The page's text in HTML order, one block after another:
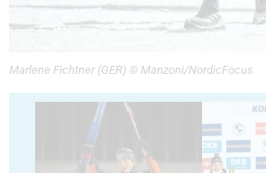
Marlene Fichtner (GER) © Manzoni/NordicFocus